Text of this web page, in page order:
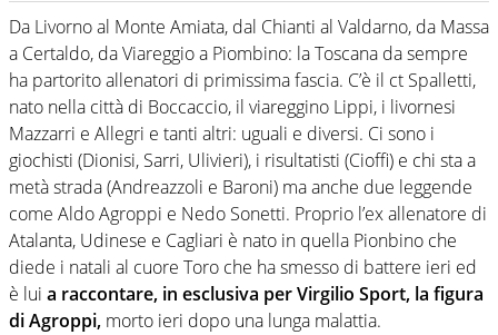
sportive e collaborato con agenzie e testate. Esperienza,
competenza, conoscenza e memoria storica. Si occupa
prevalentemente di calcio
Da Livorno al Monte Amiata, dal Chianti al Valdarno, da Massa
a Certaldo, da Viareggio a Piombino: la Toscana da sempre
ha partorito allenatori di primissima fascia. C’è il ct Spalletti,
nato nella città di Boccaccio, il viareggino Lippi, i livornesi
Mazzarri e Allegri e tanti altri: uguali e diversi. Ci sono i
giochisti (Dionisi, Sarri, Ulivieri), i risultatisti (Cioffi) e chi sta a
metà strada (Andreazzoli e Baroni) ma anche due leggende
come Aldo Agroppi e Nedo Sonetti. Proprio l’ex allenatore di
Atalanta, Udinese e Cagliari è nato in quella Pionbino che
diede i natali al cuore Toro che ha smesso di battere ieri ed
è lui a raccontare, in esclusiva per Virgilio Sport, la figura
di Agroppi, morto ieri dopo una lunga malattia.